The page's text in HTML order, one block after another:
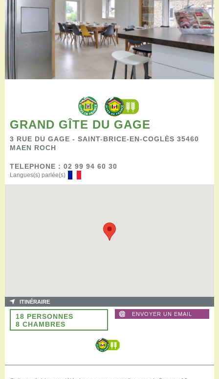
Aires de camping-car
Salles de réception
Aires de pique-nique
Randonnées équestres
Pratique
Documents à télécharger
Venir en groupe
Espace Pro
GRAND GÎTE DU GAGE
3 RUE DU GAGE - SAINT-BRICE-EN-COGLÈS 35460
MAEN ROCH
TELEPHONE : 02 99 94 60 30
Langues(s) parlée(s)
ITINÉRAIRE
18 PERSONNES
8 CHAMBRES
ENVOYER UN EMAIL